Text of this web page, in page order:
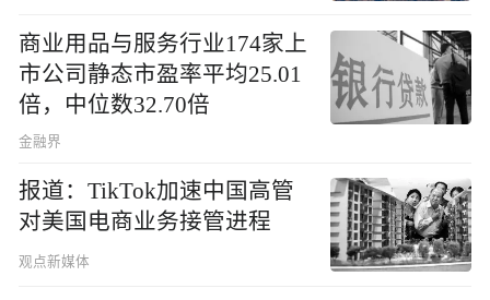
商业用品与服务行业174家上
市公司静态市盈率平均25.01
倍，中位数32.70倍
金融界
报道：TikTok加速中国高管
对美国电商业务接管进程
观点新媒体